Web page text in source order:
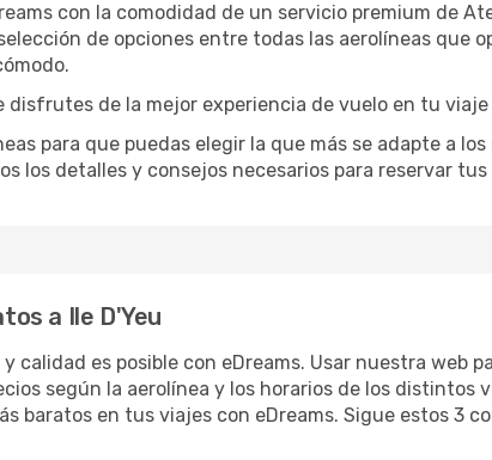
con la comodidad de un servicio premium de
de opciones entre todas las aerolíneas que
disfrutes de la mejor experiencia de vuelo en tu viaje
para que puedas elegir la que más se adapte a
los detalles y consejos necesarios para reservar tus
a Ile D'Yeu
calidad es posible con eDreams. Usar nuestra web
según la aerolínea y los horarios de los distintos
baratos en tus viajes con eDreams. Sigue estos 3